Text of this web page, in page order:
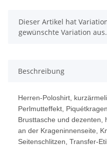
x
Dieser Artikel hat
gewünschte Variation aus.
Beschreibung
Herren-Poloshirt,
Perlmutteffekt,
Brusttasche und dezenten,
an der Krageninnenseite,
Seitenschlitzen, Transfer-